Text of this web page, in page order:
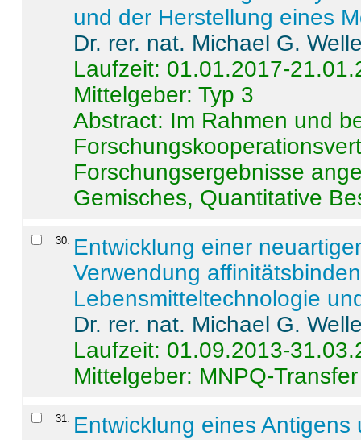
und der Herstellung eines
Dr. rer. nat. Michael G.
Laufzeit: 01.01.2017-
Mittelgeber: Typ 3
Abstract: Im Rahmen und
Forschungsergebnisse
Gemisches, Quantitative
30. Entwicklung einer
Verwendung
Lebensmitteltechnologie
Dr. rer. nat. Michael G.
Laufzeit: 01.09.2013-
Mittelgeber: MNPQ-Transfer
31. Entwicklung eines